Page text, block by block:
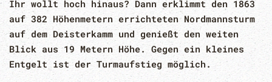
Ihr wollt hoch hinaus? Dann erklimmt den 1863
auf 382 Höhenmetern errichteten Nordmannsturm
auf dem Deisterkamm und genießt den weiten
Blick aus 19 Metern Höhe. Gegen ein kleines
Entgelt ist der Turmaufstieg möglich.